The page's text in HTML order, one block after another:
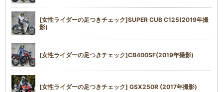
[女性ライダーの足つきチェック]SUPER CUB C125(2019年撮
影)
[女性ライダーの足つきチェック]CB400SF(2019年撮影)
[女性ライダーの足つきチェック] GSX250R (2017年撮影)